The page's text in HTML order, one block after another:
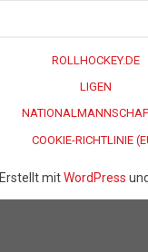
ROLLHOCKEY.DE
LIGEN
COOKIE-RICHTLINIE
Erstellt mitWordPress und